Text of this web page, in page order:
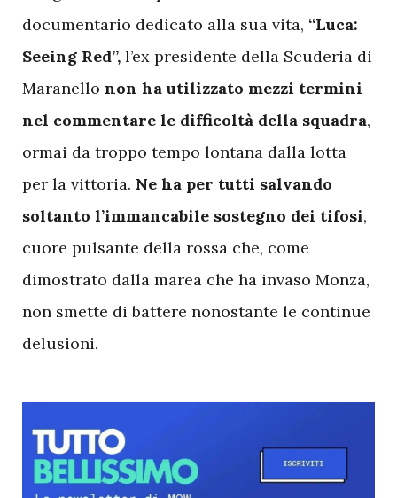
documentario dedicato alla sua vita, “Luca:
Seeing Red”, l’ex presidente della Scuderia di
Maranello non ha utilizzato mezzi termini
nel commentare le difficoltà della squadra,
ormai da troppo tempo lontana dalla lotta
per la vittoria. Ne ha per tutti salvando
soltanto l’immancabile sostegno dei tifosi,
cuore pulsante della rossa che, come
dimostrato dalla marea che ha invaso Monza,
non smette di battere nonostante le continue
delusioni.